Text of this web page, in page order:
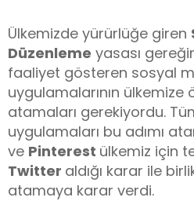
Ülkemizde yürürlüğe giren
Düzenleme yasası
faaliyet gösteren sosyal
uygulamalarının ülkemize
atamaları gerekiyordu.
uygulamaları bu adımı
ve Pinterest ülkemiz için
Twitter aldığı karar ile
atamaya karar verdi.